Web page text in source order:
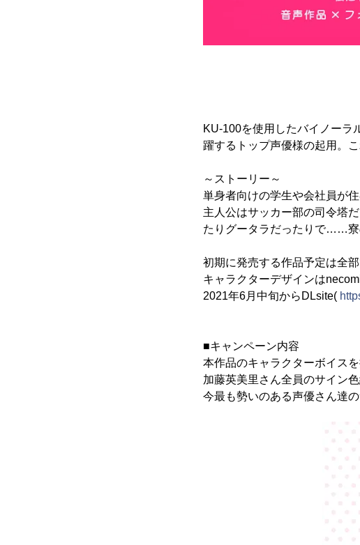
KU-100を使用したバイノーラ
躍するトップ声優様の起用。
～ストーリー～
単身者向けの学生や会社員が
主人公はサッカー部の司令塔
たりグータラだったりで……寮
初期に発売する作品予定は全
キャラクターデザインは
2021年6月中旬からDLsite(
■キャンペーン内容
本作品のキャラクターボイス
加藤英美里さん全員のサイン
今最も勢いのある声優さん達